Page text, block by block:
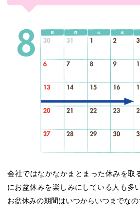
会社ではなかなかまとまった休みを取
にお盆休みを楽しみにしている人も多
お盆休みの期間はいつからいつまでなの